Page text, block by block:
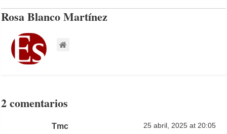
Rosa Blanco Martínez
2 comentarios
Tmc 25 abril, 2025 at 20:05